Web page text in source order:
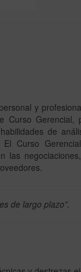
y
Curso Gerencial,
de
Curso
las
de largo plazo”.